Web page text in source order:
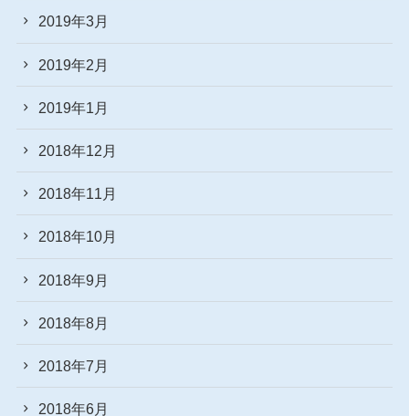
2019年3月
2019年2月
2019年1月
2018年12月
2018年11月
2018年10月
2018年9月
2018年8月
2018年7月
2018年6月